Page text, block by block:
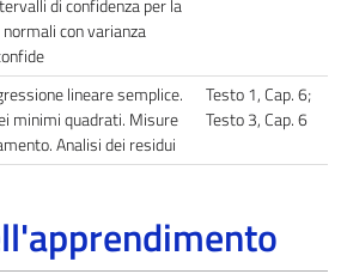
di confidenza per la
con varianza
lineare semplice.
minimi quadrati. Misure
Analisi dei residui
Testo 1, Cap. 6;
Testo 3, Cap. 6